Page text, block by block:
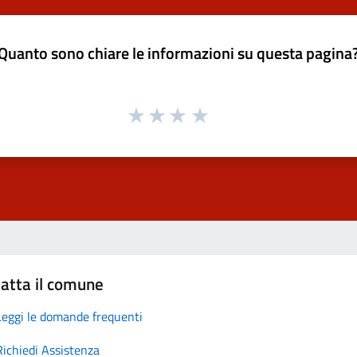
sono chiare le informazioni su questa
il comune
le domande frequenti
Assistenza